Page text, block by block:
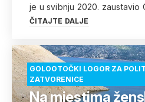
je u svibnju 2020. zaustavio
ČITAJTE DALJE
GOLOOTOČKI LOGOR ZA
ZATVORENICE
Na mjestima